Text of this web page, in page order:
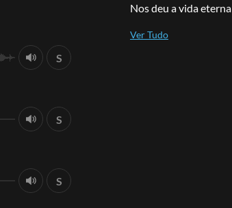
Nos deu a vida eterna
S
S
S